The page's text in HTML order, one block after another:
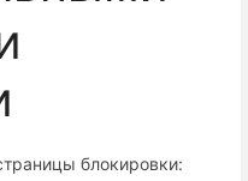
блокировки: